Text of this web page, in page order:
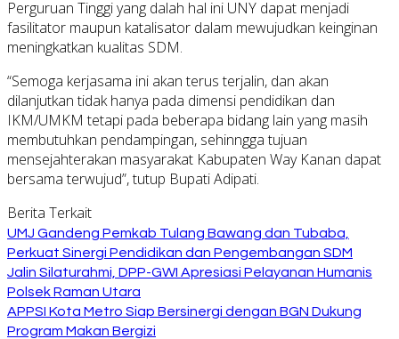
Perguruan Tinggi yang dalah hal ini UNY dapat menjadi
fasilitator maupun katalisator dalam mewujudkan keinginan
meningkatkan kualitas SDM.
“Semoga kerjasama ini akan terus terjalin, dan akan
dilanjutkan tidak hanya pada dimensi pendidikan dan
IKM/UMKM tetapi pada beberapa bidang lain yang masih
membutuhkan pendampingan, sehinngga tujuan
mensejahterakan masyarakat Kabupaten Way Kanan dapat
bersama terwujud”, tutup Bupati Adipati.
Berita Terkait
UMJ Gandeng Pemkab Tulang Bawang dan Tubaba,
Perkuat Sinergi Pendidikan dan Pengembangan SDM
Jalin Silaturahmi, DPP-GWI Apresiasi Pelayanan Humanis
Polsek Raman Utara
APPSI Kota Metro Siap Bersinergi dengan BGN Dukung
Program Makan Bergizi